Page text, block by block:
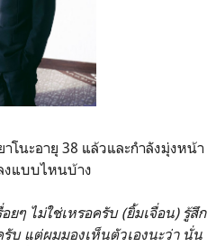
โนะอายุ 38 แล้วและกำลังมุ่งหน้า
งแบบไหนบ้าง
ๆ ไม่ใช่เหรอครับ (ยิ้มเจื่อน) รู้สึก
บ แต่ผมมองเห็นตัวเองนะว่า นั่น